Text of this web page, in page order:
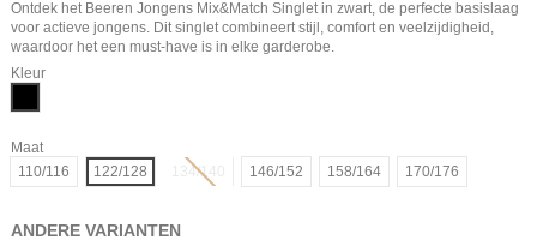
Ontdek het Beeren Jongens Mix&Match Singlet in zwart, de perfecte basislaag
voor actieve jongens. Dit singlet combineert stijl, comfort en veelzijdigheid,
waardoor het een must-have is in elke garderobe.
Kleur
Maat
110/116
122/128 134/140 146/152 158/164 170/176
ANDERE VARIANTEN